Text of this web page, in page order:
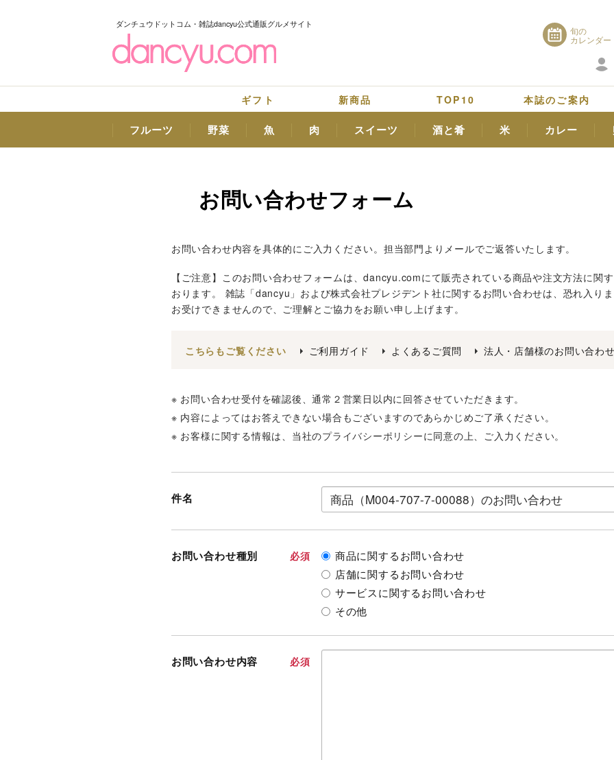
ダンチュウドットコム・雑誌dancyu公式通販グルメサイト
旬の
カレンダー
ギフト 新商品 TOP10 本誌のご案内
フルーツ 野菜 魚 肉 スイーツ 酒と肴 米 カレー
お問い合わせフォーム
お問い合わせ内容を具体的にご入力ください。 担当部門よりメールでご返答いたします。
【ご注意】このお問い合わせフォームは、dancyu.comにて販売されている商品や注文方法に関
おります。 雑誌「dancyu」および株式会社プレジデント社に関するお問い合わせは、恐れ入り
お受けできませんので、ご理解とご協力をお願い申し上げます。
こちらもご覧ください ご利用ガイド よくあるご質問 法人・店舗様のお問い合わ
※ お問い合わせ受付を確認後、通常２営業日以内に回答させていただきます。
※ 内容によってはお答えできない場合もございますのであらかじめご了承ください。
※ お客様に関する情報は、当社のプライバシーポリシーに同意の上、ご入力ください。
件名
お問い合わせ種別 必須
商品に関するお問い合わせ
店舗に関するお問い合わせ
サービスに関するお問い合わせ
その他
お問い合わせ内容 必須